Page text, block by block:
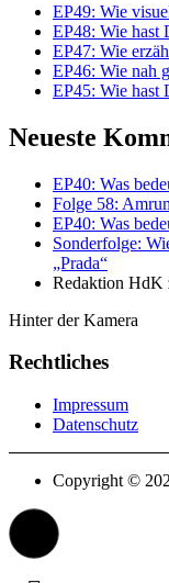
EP49: Wie
EP48: Wie hast
EP47: Wie
EP46: Wie nah
EP45: Wie hast
Neueste
EP40: Was
Folge 58:
EP40: Was
Sonderfolge:
„Prada“
Redaktion HdK
Hinter der Kamera
Rechtliches
Impressum
Datenschutz
Copyright ©